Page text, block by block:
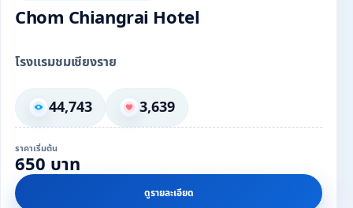
Chom Chiangrai Hotel
โรงแรมชมเชียงราย
44,743 3,639
ราคาเริ่มต้น
650 บาท
ดูรายละเอียด